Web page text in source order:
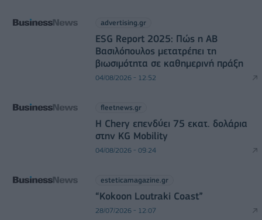
advertising.gr
ESG Report 2025: Πώς η ΑΒ
Βασιλόπουλος μετατρέπει τη
βιωσιμότητα σε καθημερινή πράξη
04/08/2026 - 12:52
fleetnews.gr
Η Chery επενδύει 75 εκατ. δολάρια
στην KG Mobility
04/08/2026 - 09:24
esteticamagazine.gr
“Kokoon Loutraki Coast”
28/07/2026 - 12:07